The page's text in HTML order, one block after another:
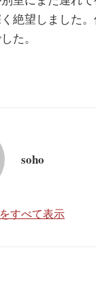
絶望しました
た。
soho
すべて表示